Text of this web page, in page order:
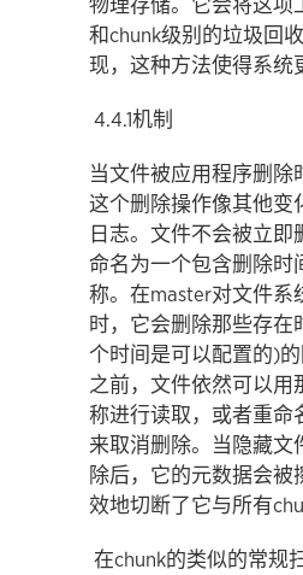
物理存储。它会将这项
和chunk级别的垃圾回
现，这种方法使得系统
4.4.1机制
当文件被应用程序删除
这个删除操作像其他变
日志。文件不会被立即
命名为一个包含删除时
称。在master对文件系
时，它会删除那些存在
个时间是可以配置的)
之前，文件依然可以用
称进行读取，或者重命
来取消删除。当隐藏文
除后，它的元数据会被
效地切断了它与所有
在chunk的类似的常规